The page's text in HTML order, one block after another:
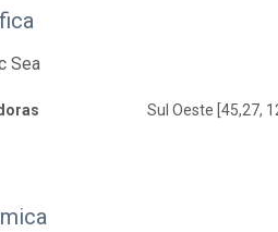
Sea
Sul Oeste [45,27,